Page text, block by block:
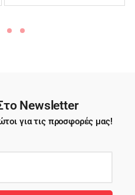
Newsletter
για τις προσφορές μας!